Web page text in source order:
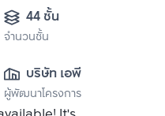
44 ชั้น
จำนวนชั้น
บริษัท เอพี เอ็มอี 4
จำกัด
ผู้พัฒนาโครงการ